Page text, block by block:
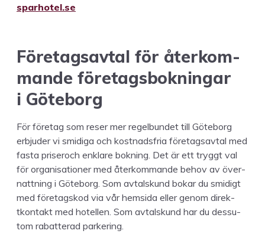
sparhotel.​se
Före­tagsav­tal för återkom­
mande före­tags­bokningar
i Göteborg
För före­tag som reser mer regel­bun­det till Göte­borg
erb­jud­er vi smidi­ga och kost­nads­fria före­tagsav­tal med
fas­ta pris­e­roch enklare bokn­ing. Det är ett tryg­gt val
för organ­i­sa­tion­er med återkom­mande behov av över­
nat­tning i Göte­borg. Som avtal­skund bokar du smidigt
med före­tagskod via vår hem­si­da eller genom direk­
tkon­takt med hotellen. Som avtal­skund har du dessu­
tom rabat­ter­ad parkering.